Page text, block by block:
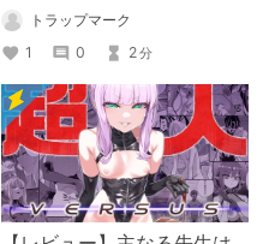
トラップマーク
1
0 2分